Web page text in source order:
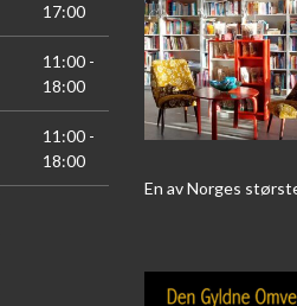
17:00
11:00 -
18:00
11:00 -
18:00
En av Norges